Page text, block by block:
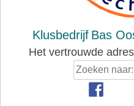
Klusbedrijf Bas
Het vertrouwde